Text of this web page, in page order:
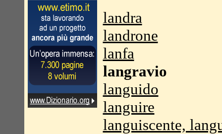
landra
landrone
lanfa
langravio
languido
languire
languiscente,